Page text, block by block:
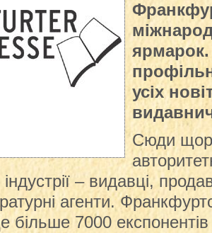
усіх
Сюди
– видавці,
агенти.
більше 7000 експонентів